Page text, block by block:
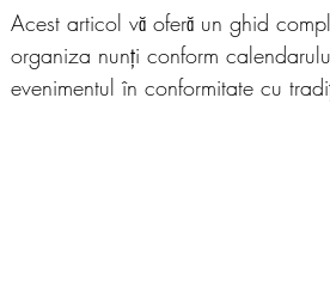
Acest articol vă oferă un ghid
organiza nunți conform
evenimentul în conformitate cu